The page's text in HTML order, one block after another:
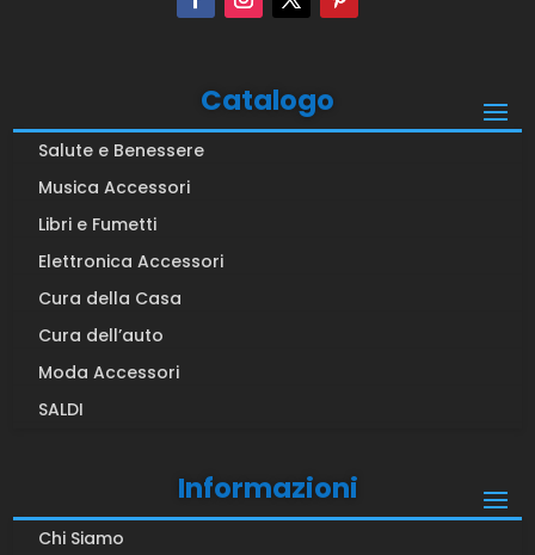
Catalogo
Salute e Benessere
Musica Accessori
Libri e Fumetti
Elettronica Accessori
Cura della Casa
Cura dell’auto
Moda Accessori
SALDI
Informazioni
Chi Siamo